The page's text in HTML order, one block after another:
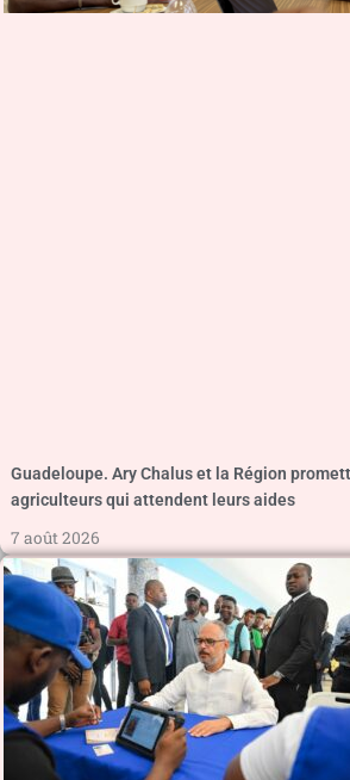
Guadeloupe. Ary Chalus et la Région
agriculteurs qui attendent leurs aides
7 août 2026